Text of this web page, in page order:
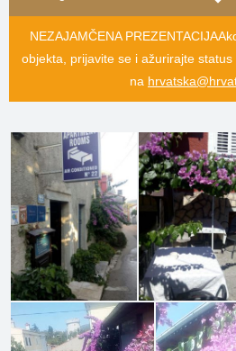
NEZAJAMČENA PREZENTACIJA
objekta, prijavite se i ažurirajte
na